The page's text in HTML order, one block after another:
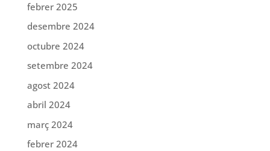
febrer 2025
desembre 2024
octubre 2024
setembre 2024
agost 2024
abril 2024
març 2024
febrer 2024